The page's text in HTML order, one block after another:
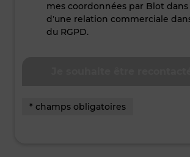
mes coordonnées par Blot dans
d’une relation commerciale
du RGPD.
* champs obligatoires